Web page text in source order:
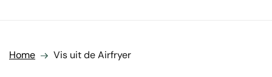
Home Vis uit de Airfryer